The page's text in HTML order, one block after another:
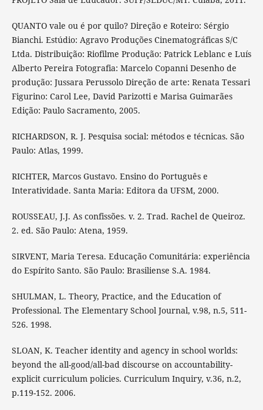
QUANTO vale ou é por quilo? Direção e Roteiro: Sérgio
Bianchi. Estúdio: Agravo Produções Cinematográficas S/C
Ltda. Distribuição: Riofilme Produção: Patrick Leblanc e Luís
Alberto Pereira Fotografia: Marcelo Copanni Desenho de
produção: Jussara Perussolo Direção de arte: Renata Tessari
Figurino: Carol Lee, David Parizotti e Marisa Guimarães
Edição: Paulo Sacramento, 2005.
RICHARDSON, R. J. Pesquisa social: métodos e técnicas. São
Paulo: Atlas, 1999.
RICHTER, Marcos Gustavo. Ensino do Português e
Interatividade. Santa Maria: Editora da UFSM, 2000.
ROUSSEAU, J.J. As confissões. v. 2. Trad. Rachel de Queiroz.
2. ed. São Paulo: Atena, 1959.
SIRVENT, Maria Teresa. Educação Comunitária: experiência
do Espírito Santo. São Paulo: Brasiliense S.A. 1984.
SHULMAN, L. Theory, Practice, and the Education of
Professional. The Elementary School Journal, v.98, n.5, 511-
526. 1998.
SLOAN, K. Teacher identity and agency in school worlds:
beyond the all-good/all-bad discourse on accountability-
explicit curriculum policies. Curriculum Inquiry, v.36, n.2,
p.119-152. 2006.